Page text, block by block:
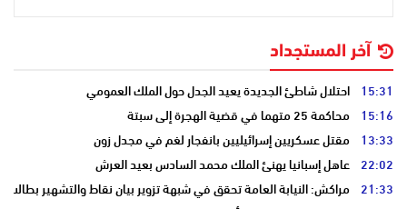
آخر المستجداد
15:31 احتلال شاطئ الجديدة يعيد الجدل حول الملك العمومي
15:16 محاكمة 25 متهما في قضية الهجرة إلى سبتة
13:33 مقتل عسكريين إسرائيليين بانفجار لغم في مجدل زون
22:02 عاهل إسبانيا يهنئ الملك محمد السادس بعيد العرش
21:33 مراكش: النيابة العامة تحقق في شبهة تزوير بيان نقاط والتشهير بطالب